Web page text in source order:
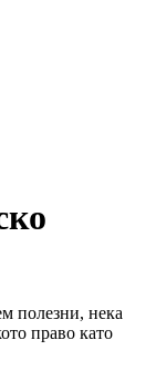
полезни, нека
право като